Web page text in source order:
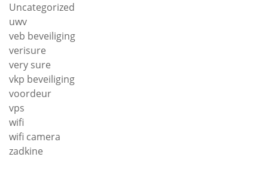
Uncategorized
uwv
veb beveiliging
verisure
very sure
vkp beveiliging
voordeur
vps
wifi
wifi camera
zadkine